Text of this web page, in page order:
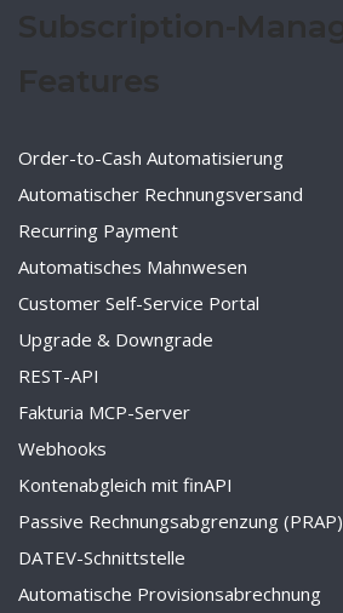
Order-to-Cash Automatisierung
Automatischer Rechnungsversand
Recurring Payment
Automatisches Mahnwesen
Customer Self-Service Portal
Upgrade & Downgrade
REST-API
Fakturia MCP-Server
Webhooks
Kontenabgleich mit finAPI
Passive Rechnungsabgrenzung (PRAP)
DATEV-Schnittstelle
Automatische Provisionsabrechnung